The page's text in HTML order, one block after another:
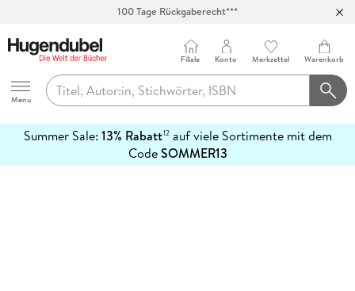
100 Tage Rückgaberecht***
Hugendubel
Menu
Filiale Konto Merkzettel Warenkorb
Summer Sale: 13% Rabatt12auf viele Sortimente mit dem
CodeSOMMER13
erfahren